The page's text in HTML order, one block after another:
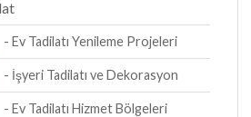
- Ev Tadilatı Yenileme Projeleri
- İşyeri Tadilatı ve Dekorasyon
- Ev Tadilatı Hizmet Bölgeleri